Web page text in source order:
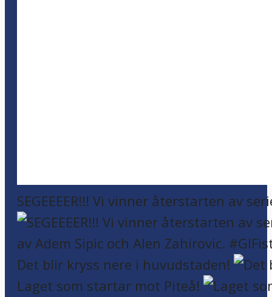
SEGEEEER!!! Vi vinner återstarten av
Det blir kryss nere i huvudstaden!
Laget som startar mot Piteå!